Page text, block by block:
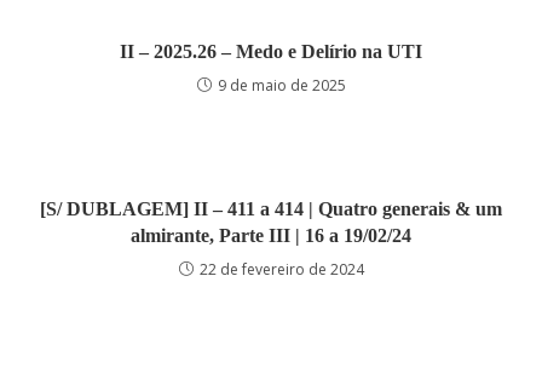
II – 2025.26 – Medo e Delírio na UTI
9 de maio de 2025
[S/ DUBLAGEM] II – 411 a 414 | Quatro generais & um
almirante, Parte III | 16 a 19/02/24
22 de fevereiro de 2024